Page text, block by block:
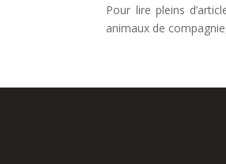
Pour lire pleins
animaux de